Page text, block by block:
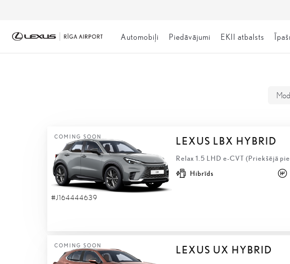
Automobiļi Piedāvājumi EKII atbalsts
COMING SOON
#J164444639
LEXUS LBX HYBRID
Relax 1.5 LHD e-CVT (Priekšējā
Hibrīds
COMING SOON LEXUS UX HYBRID